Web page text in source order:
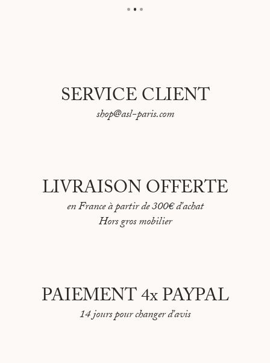
SERVICE CLIENT
shop@asl-paris.com
LIVRAISON OFFERTE
en France à partir de 300€ d'achat
Hors gros mobilier
PAIEMENT 4x PAYPAL
14 jours pour changer d'avis